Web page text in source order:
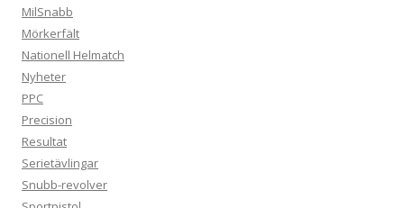
MilSnabb
Mörkerfält
Nationell Helmatch
Nyheter
PPC
Precision
Resultat
Serietävlingar
Snubb-revolver